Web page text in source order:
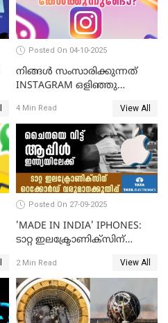
Posted On 04-10-2025
നിങ്ങൾ സംസാരിക്കുന്നത്
INSTAGRAM ഒളിഞ്ഞു
ഇതാണ്!
4 Min Read View All
Posted On 27-09-2025
'MADE IN INDIA' IPHONES:
ടാറ്റ ഇലക്ട്രോണിക്സിന്
2 Min Read View All